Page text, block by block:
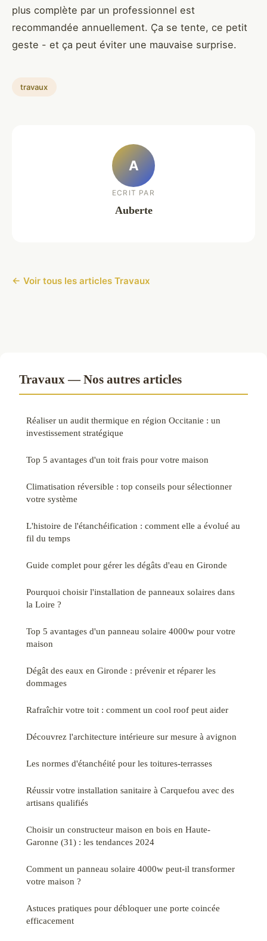
plus complète par un professionnel est
recommandée annuellement. Ça se tente, ce petit
geste - et ça peut éviter une mauvaise surprise.
travaux
A
ECRIT PAR
Auberte
← Voir tous les articles Travaux
Travaux — Nos autres articles
Réaliser un audit thermique en région Occitanie : un
investissement stratégique
Top 5 avantages d'un toit frais pour votre maison
Climatisation réversible : top conseils pour sélectionner
votre système
L'histoire de l'étanchéification : comment elle a évolué au
fil du temps
Guide complet pour gérer les dégâts d'eau en Gironde
Pourquoi choisir l'installation de panneaux solaires dans
la Loire ?
Top 5 avantages d'un panneau solaire 4000w pour votre
maison
Dégât des eaux en Gironde : prévenir et réparer les
dommages
Rafraîchir votre toit : comment un cool roof peut aider
Découvrez l'architecture intérieure sur mesure à avignon
Les normes d'étanchéité pour les toitures-terrasses
Réussir votre installation sanitaire à Carquefou avec des
artisans qualifiés
Choisir un constructeur maison en bois en Haute-
Garonne (31) : les tendances 2024
Comment un panneau solaire 4000w peut-il transformer
votre maison ?
Astuces pratiques pour débloquer une porte coincée
efficacement